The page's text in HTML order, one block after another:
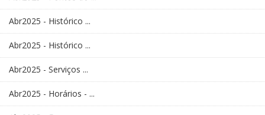
Abr2025 - Histórico ...
Abr2025 - Histórico ...
Abr2025 - Serviços ...
Abr2025 - Horários - ...